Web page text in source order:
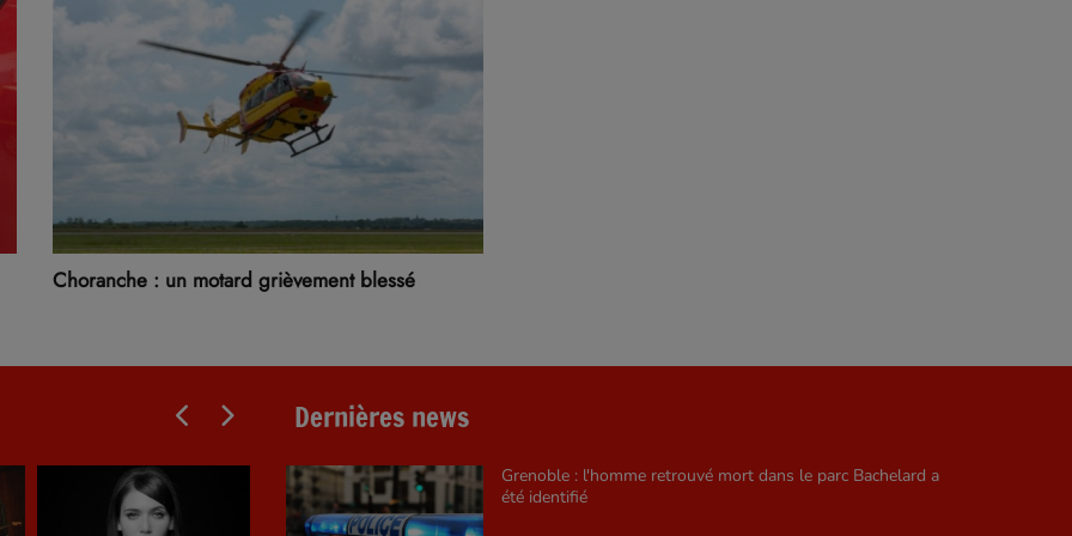
Choranche : un motard grièvement blessé
Dernières news
Grenoble : l'homme retrouvé mort dans le parc Bachelard a
été identifié